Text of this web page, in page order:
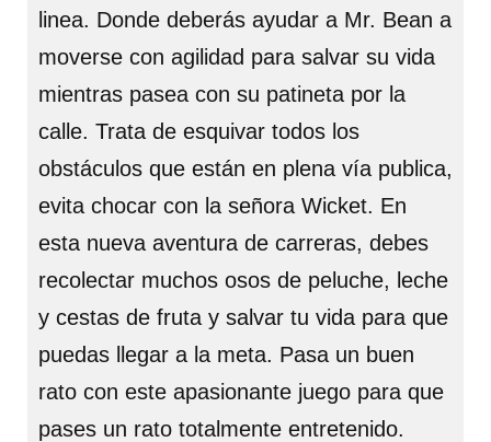
linea. Donde deberás ayudar a Mr. Bean a
moverse con agilidad para salvar su vida
mientras pasea con su patineta por la
calle. Trata de esquivar todos los
obstáculos que están en plena vía publica,
evita chocar con la señora Wicket. En
esta nueva aventura de carreras, debes
recolectar muchos osos de peluche, leche
y cestas de fruta y salvar tu vida para que
puedas llegar a la meta. Pasa un buen
rato con este apasionante juego para que
pases un rato totalmente entretenido.